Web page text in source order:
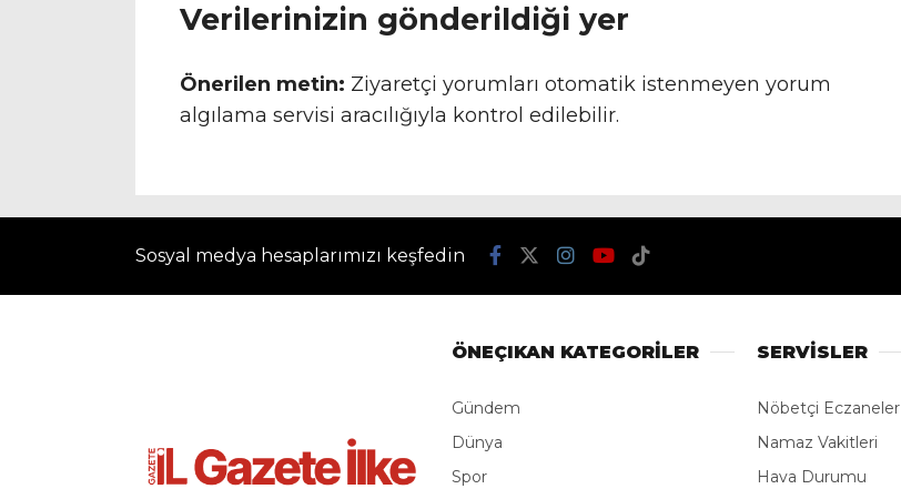
Verilerinizin gönderildiği yer
Önerilen metin: Ziyaretçi yorumları otomatik istenmeyen yorum
algılama servisi aracılığıyla kontrol edilebilir.
Sosyal medya hesaplarımızı keşfedin
ÖNEÇIKAN KATEGORİLER
Gündem
Dünya
Spor
SERVİSLER
Nöbetçi Eczaneler
Namaz Vakitleri
Hava Durumu